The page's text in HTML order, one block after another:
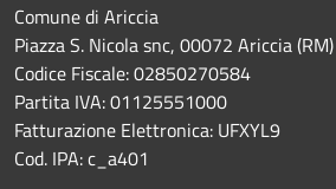
Comune di Ariccia
Piazza S. Nicola snc, 00072 Ariccia
Codice Fiscale: 02850270584
Partita IVA: 01125551000
Fatturazione Elettronica: UFXYL9
Cod. IPA: c_a401